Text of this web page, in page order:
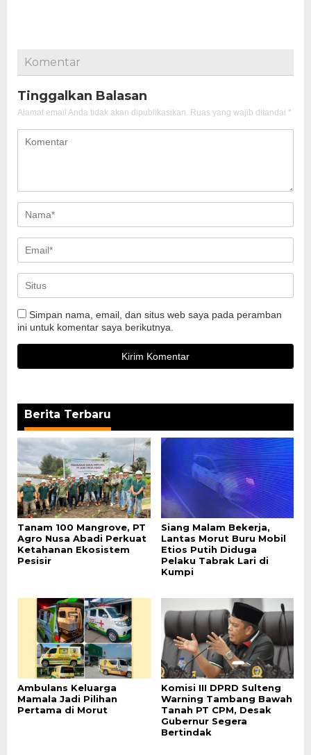
Komentar
Tinggalkan Balasan
Alamat email Anda tidak akan dipublikasikan. Ruas yang wajib ditandai *
Simpan nama, email, dan situs web saya pada peramban
ini untuk komentar saya berikutnya.
Berita Terbaru
Tanam 100 Mangrove, PT
Agro Nusa Abadi Perkuat
Ketahanan Ekosistem
Pesisir
Siang Malam Bekerja,
Lantas Morut Buru Mobil
Etios Putih Diduga
Pelaku Tabrak Lari di
Kumpi
Ambulans Keluarga
Mamala Jadi Pilihan
Pertama di Morut
Komisi III DPRD Sulteng
Warning Tambang Bawah
Tanah PT CPM, Desak
Gubernur Segera
Bertindak